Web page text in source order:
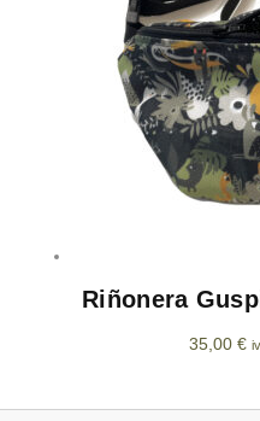
Riñonera
35,00 €